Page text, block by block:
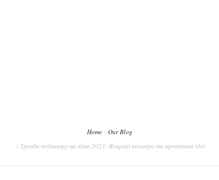
Home
Our Blog
Тренди педикюру на літо 2023: Яскраві кольори та креативні ідеї